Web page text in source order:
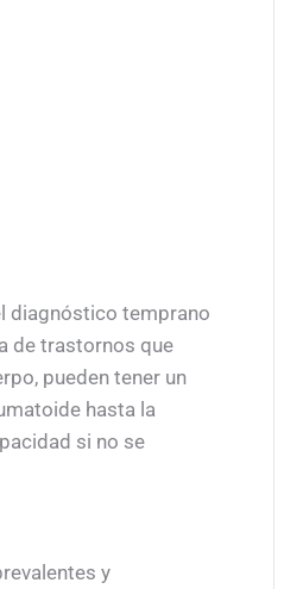
diagnóstico temprano
de trastornos que
pueden tener un
hasta la
si no se
y